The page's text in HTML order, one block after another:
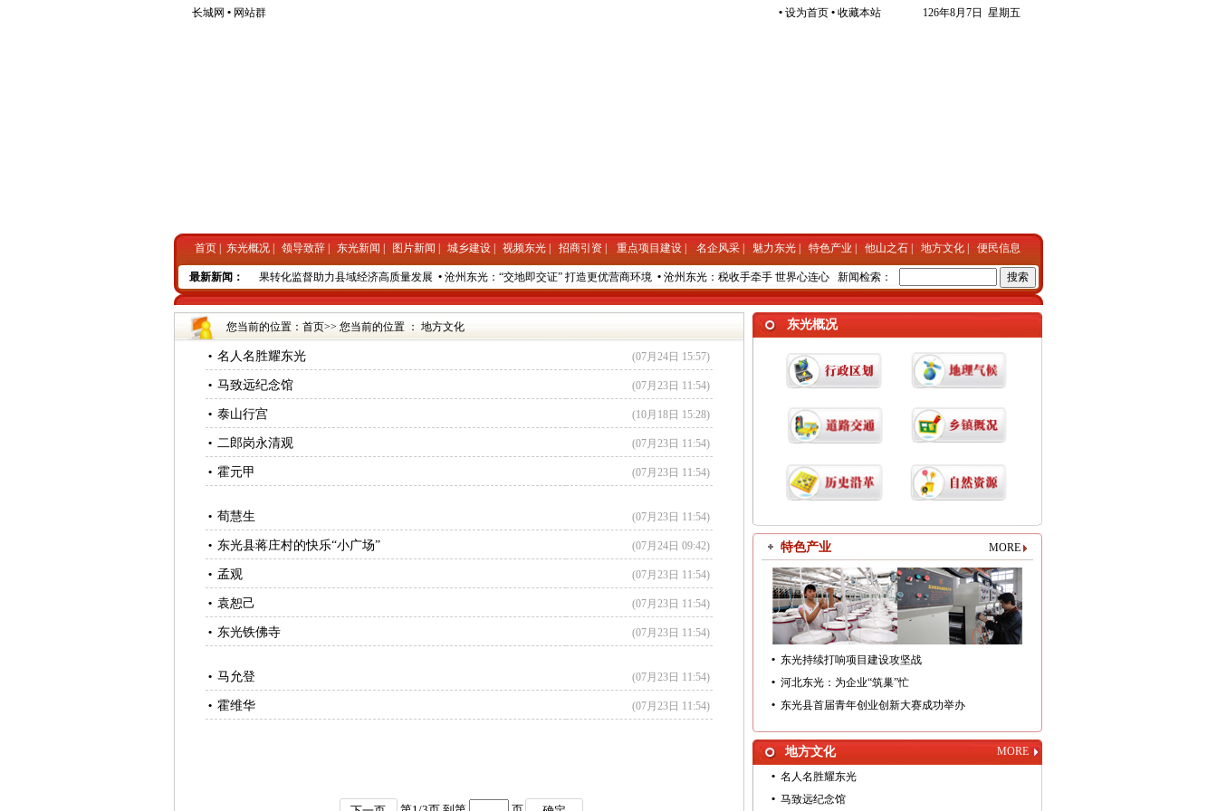
长城网 • 网站群 • 设为首页 • 收藏本站 126年8月7日 星期五
首页 东光概况 领导致辞 东光新闻 图片新闻 城乡建设 视频东光 招商引资| 重点项目建设| 名企风采| 魅力东光| 特色产业 他山之石| 地方文化| 便民信息
最新新闻：
东光县人大常委会狠抓科技成果转化监督助力县域经济高质量发展 • 沧州东光：“交地即交证” 打造更优营商环境 • 沧州东光：税收手牵手 世界心连心 • 东光检察院成全国先进 东光持续打响项目建设攻坚战
新闻检索：
您当前的位置： 首页>> 您当前的位置 ： 地方文化
• 名人名胜耀东光 (07月24日 15:57)
• 马致远纪念馆 (07月23日 11:54)
• 泰山行宫 (10月18日 15:28)
• 二郎岗永清观 (07月23日 11:54)
• 霍元甲 (07月23日 11:54)
• 荀慧生 (07月23日 11:54)
• 东光县蒋庄村的快乐“小广场” (07月24日 09:42)
• 孟观 (07月23日 11:54)
• 袁恕己 (07月23日 11:54)
• 东光铁佛寺 (07月23日 11:54)
• 马允登 (07月23日 11:54)
• 霍维华 (07月23日 11:54)
东光概况
特色产业 MORE
• 东光持续打响项目建设攻坚战
• 河北东光：为企业“筑巢”忙
• 东光县首届青年创业创新大赛成功举办
地方文化
MORE
• 名人名胜耀东光
• 马致远纪念馆